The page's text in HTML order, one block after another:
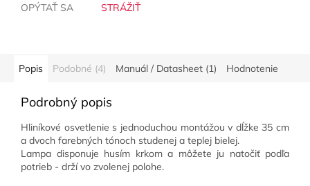
OPÝTAŤ SA STRÁŽIŤ
Popis Podobné (4) Manuál / Datasheet (1) Hodnotenie
Podrobný popis
Hliníkové osvetlenie s jednoduchou montážou v dĺžke 35 cm
a dvoch farebných tónoch studenej a teplej bielej.
Lampa disponuje husím krkom a môžete ju natočiť podľa
potrieb - drží vo zvolenej polohe.